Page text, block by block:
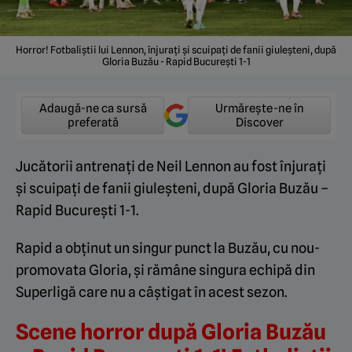
Horror! Fotbaliştii lui Lennon, înjurați şi scuipați de fanii giuleşteni, după
Gloria Buzău - Rapid Bucureşti 1-1
Adaugă-ne ca sursă
preferată
Urmărește-ne în
Discover
Jucătorii antrenați de Neil Lennon au fost înjurați
şi scuipați de fanii giuleşteni, după Gloria Buzău –
Rapid Bucureşti 1-1.
Rapid a obținut un singur punct la Buzău, cu nou-
promovata Gloria, și rămâne singura echipă din
Superligă care nu a câștigat în acest sezon.
Scene horror după Gloria Buzău